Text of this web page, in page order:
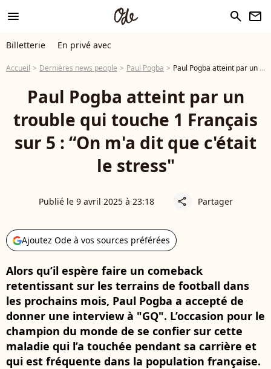
menu search newsletter
Billetterie En privé avec
Accueil Dernières news people Paul Pogba Paul Pogba atteint par un trouble qui touche 1 Français sur 5 : “On m'a dit que c'était le stress"
Paul Pogba atteint par un
trouble qui touche 1 Français
sur 5 : “On m'a dit que c'était
le stress"
Publié le 9 avril 2025 à 23:18 share Partager
Ajoutez Ode à vos sources préférées
Alors qu’il espère faire un comeback
retentissant sur les terrains de football dans
les prochains mois, Paul Pogba a accepté de
donner une interview à "GQ". L’occasion pour le
champion du monde de se confier sur cette
maladie qui l’a touchée pendant sa carrière et
qui est fréquente dans la population française.